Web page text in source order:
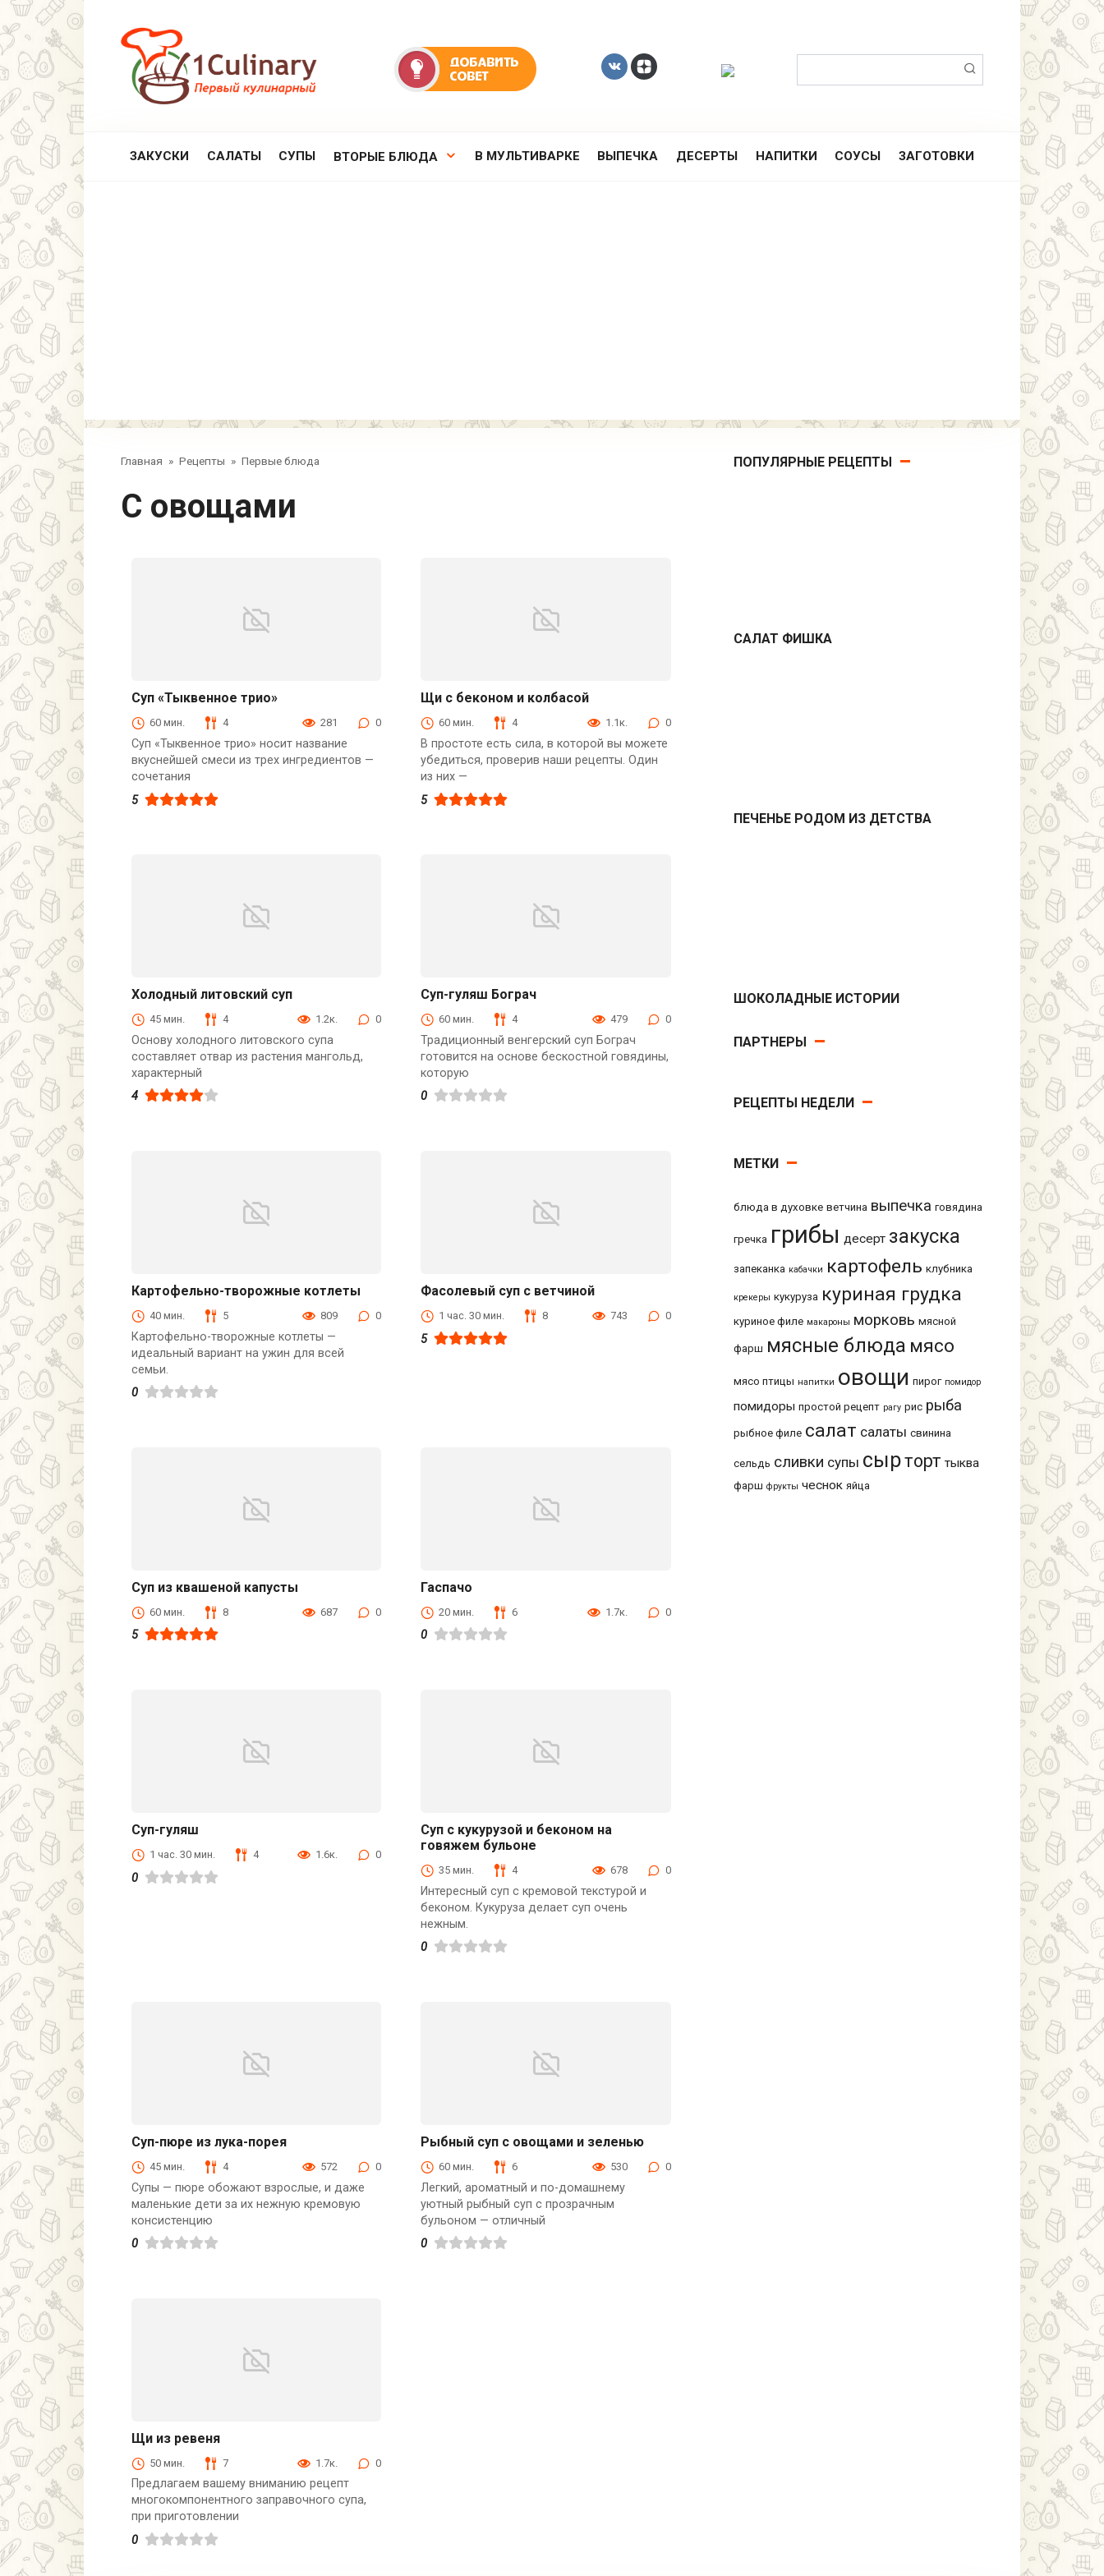
Перейти
к
контенту
ЗАКУСКИ САЛАТЫ СУПЫ ВТОРЫЕ БЛЮДА В МУЛЬТИВАРКЕ ВЫПЕЧКА ДЕСЕРТЫ НАПИТКИ СОУСЫ ЗАГОТОВКИ
Главная » Рецепты » Первые блюда
С овощами
Суп «Тыквенное трио»
60 мин. 4 281 0
Суп «Тыквенное трио» носит название
вкуснейшей смеси из трех ингредиентов —
сочетания
5
Щи с беконом и колбасой
60 мин. 4 1.1к. 0
В простоте есть сила, в которой вы можете
убедиться, проверив наши рецепты. Один
из них —
5
Холодный литовский суп
45 мин. 4 1.2к. 0
Основу холодного литовского супа
составляет отвар из растения мангольд,
характерный
4
Суп-гуляш Бограч
60 мин. 4 479 0
Традиционный венгерский суп Бограч
готовится на основе бескостной говядины,
которую
0
Картофельно-творожные котлеты
40 мин. 5 809 0
Картофельно-творожные котлеты —
идеальный вариант на ужин для всей
семьи.
0
Фасолевый суп с ветчиной
1 час. 30 мин. 8 743 0
5
Суп из квашеной капусты
60 мин. 8 687 0
5
Гаспачо
20 мин. 6 1.7к. 0
0
Суп-гуляш
1 час. 30 мин. 4 1.6к. 0
0
Первые блюда
Суп с кукурузой и беконом на
говяжем бульоне
35 мин. 4 678 0
Интересный суп с кремовой текстурой и
беконом. Кукуруза делает суп очень
нежным.
0
Суп-пюре из лука-порея
45 мин. 4 572 0
Супы — пюре обожают взрослые, и даже
маленькие дети за их нежную кремовую
консистенцию
0
Рыбный суп с овощами и зеленью
60 мин. 6 530 0
Легкий, ароматный и по-домашнему
уютный рыбный суп с прозрачным
бульоном — отличный
0
Щи из ревеня
50 мин. 7 1.7к. 0
Предлагаем вашему вниманию рецепт
многокомпонентного заправочного супа,
при приготовлении
0
ПОПУЛЯРНЫЕ РЕЦЕПТЫ
САЛАТ ФИШКА
ПЕЧЕНЬЕ РОДОМ ИЗ ДЕТСТВА
ШОКОЛАДНЫЕ ИСТОРИИ
ПАРТНЕРЫ
РЕЦЕПТЫ НЕДЕЛИ
МЕТКИ
блюда в духовке ветчина выпечка говядина
гречка грибы десерт закуска
запеканка кабачки картофель клубника
крекеры кукуруза куриная грудка
куриное филе макароны морковь мясной
фарш мясные блюда мясо
мясо птицы напитки овощи пирог помидор
помидоры простой рецепт рагу рис рыба
рыбное филе салат салаты свинина
сельдь сливки супы сырторт тыква
фарш фрукты чеснок яйца